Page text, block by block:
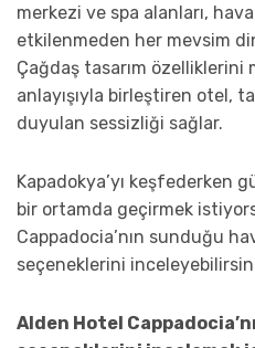
merkezi ve spa alanları,
etkilenmeden her mevsim
Çağdaş tasarım özelliklerini
anlayışıyla birleştiren otel,
duyulan sessizliği sağlar.
Kapadokya’yı keşfederken
bir ortamda geçirmek
Cappadocia’nın sunduğu
seçeneklerini
Alden Hotel